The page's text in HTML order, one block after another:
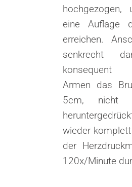
eine Auflage
erreichen.
senkrecht
konsequent
Armen das
5cm, nicht
wieder
der
120x/Minute